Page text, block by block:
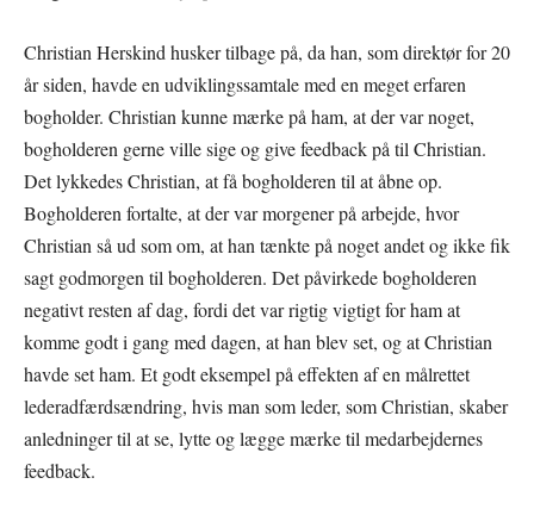
Christian Herskind husker tilbage på, da han, som direktør for 20
år siden, havde en udviklingssamtale med en meget erfaren
bogholder. Christian kunne mærke på ham, at der var noget,
bogholderen gerne ville sige og give feedback på til Christian.
Det lykkedes Christian, at få bogholderen til at åbne op.
Bogholderen fortalte, at der var morgener på arbejde, hvor
Christian så ud som om, at han tænkte på noget andet og ikke fik
sagt godmorgen til bogholderen. Det påvirkede bogholderen
negativt resten af dag, fordi det var rigtig vigtigt for ham at
komme godt i gang med dagen, at han blev set, og at Christian
havde set ham. Et godt eksempel på effekten af en målrettet
lederadfærdsændring, hvis man som leder, som Christian, skaber
anledninger til at se, lytte og lægge mærke til medarbejdernes
feedback.